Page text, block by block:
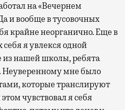
на «Вечернем
и вообще в тусовочных
крайне неорганично. Еще в
я увлекся одной
нашей школы, ребята
мне было
которые транслируют
чувствовал я себя